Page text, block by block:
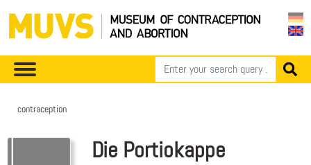
contraception
Die Portiokappe